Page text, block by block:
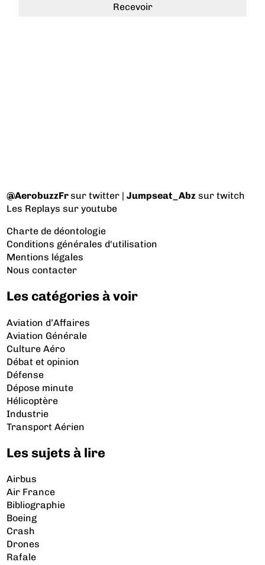
@AerobuzzFrsur twitter |Jumpseat_Abz sur twitch
Les Replays sur youtube
Charte de déontologie
Conditions générales d'utilisation
Mentions légales
Nous contacter
Les catégories à voir
Aviation d’Affaires
Aviation Générale
Culture Aéro
Débat et opinion
Défense
Dépose minute
Hélicoptère
Industrie
Transport Aérien
Les sujets à lire
Airbus
Air France
Bibliographie
Boeing
Crash
Drones
Rafale